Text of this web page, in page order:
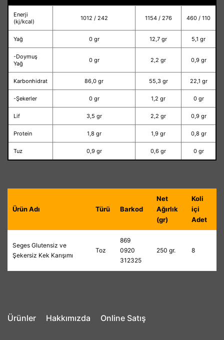
Enerji
(kj/kcal)
1012 / 242 1154 / 276 460 / 110
Yağ 0 gr 12,7 gr 5,1 gr
-Doymuş
Yağ
0 gr 2,2 gr 0,9 gr
Karbonhidrat 86,0 gr 55,3 gr 22,1 gr
-Şekerler 0 gr 1,2 gr 0 gr
Lif 3,5 gr 2,2 gr 0,9 gr
Protein 1,8 gr 1,9 gr 0,8 gr
Tuz 0,9 gr 0,6 gr 0 gr
Ürün Adı Türü Barkod
Net
Ağırlık
(gr)
Koli
içi
Adet
Seges Glutensiz ve
Şekersiz Kek Karışımı
Toz
869
0920
312325
250 gr. 8
Ürünler Hakkımızda Online Satış